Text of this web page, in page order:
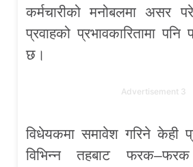
कर्मचारीको मनोबलमा असर
प्रवाहको प्रभावकारितामा
छ।
Advertisement 3
विधेयकमा समावेश गरिने केही
विभिन्न तहबाट